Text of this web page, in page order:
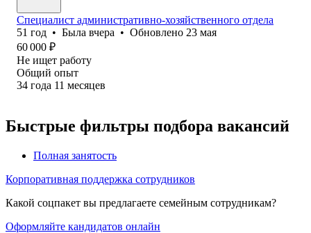
Специалист административно-хозяйственного отдела
51 год • Была вчера • Обновлено 23 мая
60 000 ₽
Не ищет работу
Общий опыт
34 года 11 месяцев
Быстрые фильтры подбора вакансий
Полная занятость
Корпоративная поддержка сотрудников
Какой соцпакет вы предлагаете семейным сотрудникам?
Оформляйте кандидатов онлайн